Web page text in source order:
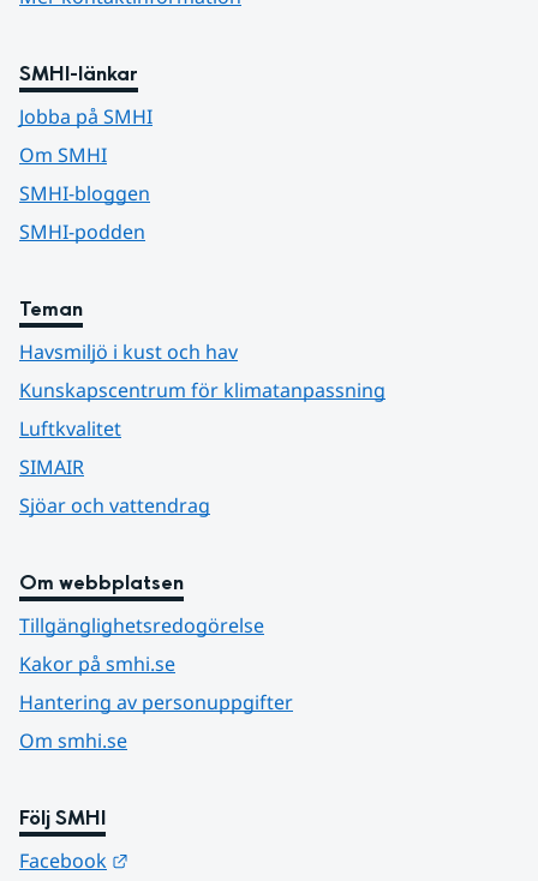
SMHI-länkar
Jobba på SMHI
Om SMHI
SMHI-bloggen
SMHI-podden
Teman
Havsmiljö i kust och hav
Kunskapscentrum för klimatanpassning
Luftkvalitet
SIMAIR
Sjöar och vattendrag
Om webbplatsen
Tillgänglighetsredogörelse
Kakor på smhi.se
Hantering av personuppgifter
Om smhi.se
Följ SMHI
Facebook